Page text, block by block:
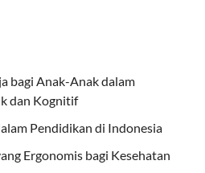
bagi Anak-Anak dalam
dan Kognitif
Pendidikan di Indonesia
Ergonomis bagi Kesehatan